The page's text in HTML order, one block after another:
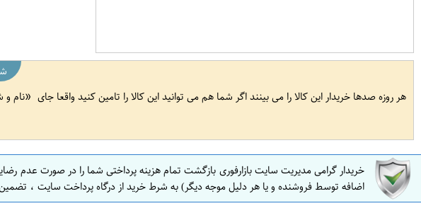
هر روزه صدها خریدار این کالا را می بینند اگر شما هم می توانید این کالا را تامین کنید واقعا جای
نام و
خریدار گرامی مدیریت سایت بازارفوری بازگشت تمام هزینه پرداختی شما را در صورت عدم
اضافه توسط فروشنده و یا هر دلیل موجه دیگر) به شرط خرید از درگاه پرداخت سایت ،